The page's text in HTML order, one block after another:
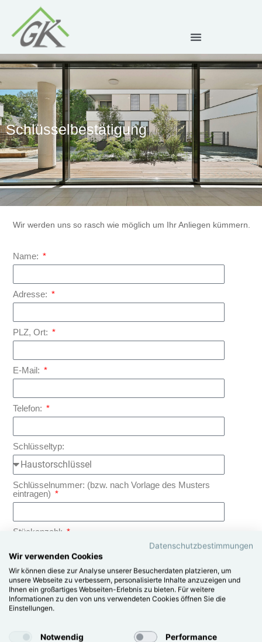
Schlüsselbestätigung
Wir werden uns so rasch wie möglich um Ihr Anliegen kümmern.
Name:
Adresse:
PLZ, Ort:
E-Mail:
Telefon:
Schlüsseltyp:
Schlüsselnummer: (bzw. nach Vorlage des Musters
eintragen)
Stückanzahl:
NACHRICHT SENDEN
Gerhard Kager GmbH
Datenschutzbestimmungen
Wir verwenden Cookies
Wir können diese zur Analyse unserer Besucherdaten platzieren, um
unsere Webseite zu verbessern, personalisierte Inhalte anzuzeigen und
Ihnen ein großartiges Webseiten-Erlebnis zu bieten. Für weitere
Informationen zu den von uns verwendeten Cookies öffnen Sie die
Einstellungen.
Notwendig Performance